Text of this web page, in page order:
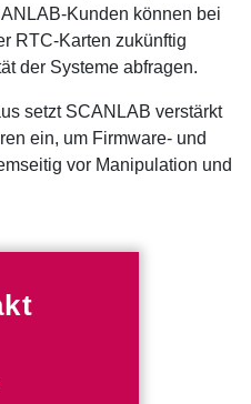
Kunden können bei
RTC-Karten zukünftig
der Systeme abfragen.
setzt SCANLAB verstärkt
ein, um Firmware- und
vor Manipulation und